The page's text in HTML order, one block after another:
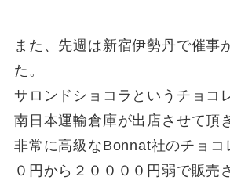
また、先週は新宿伊勢丹で催事
た。
サロンドショコラというチョコ
南日本運輸倉庫が出店させて頂
非常に高級なBonnat社のチョコ
０円から２００００円弱で販売